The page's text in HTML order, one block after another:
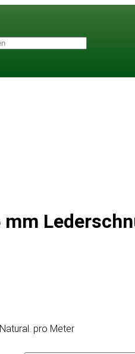
pro Meter